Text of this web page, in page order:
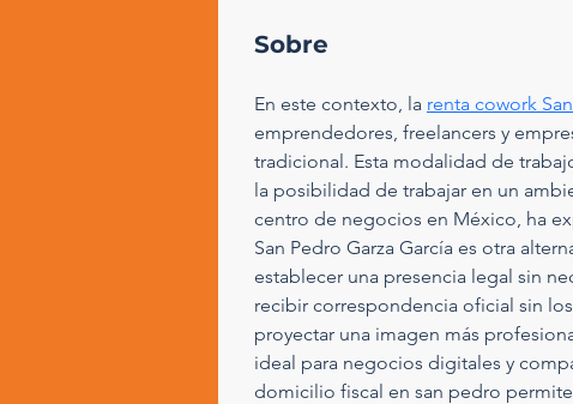
Sobre
En este contexto, la renta cowork
emprendedores, freelancers y
tradicional. Esta modalidad de
la posibilidad de trabajar en un
centro de negocios en México, ha
San Pedro Garza García es otra
establecer una presencia legal sin
recibir correspondencia oficial sin
proyectar una imagen más
ideal para negocios digitales y
domicilio fiscal en san pedro